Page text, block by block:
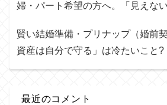
婦・パート希望の方へ。「見えな
賢い結婚準備・プリナップ（婚前
資産は自分で守る」は冷たいこと?
最近のコメント